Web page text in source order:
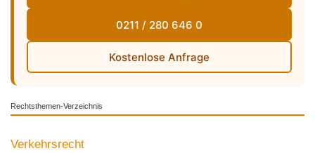
0211 / 280 646 0
Kostenlose Anfrage
Rechtsthemen-Verzeichnis
Verkehrsrecht